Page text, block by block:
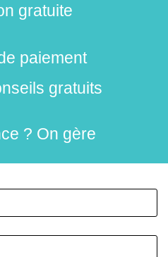
gratuite
paiement
gratuits
? On gère